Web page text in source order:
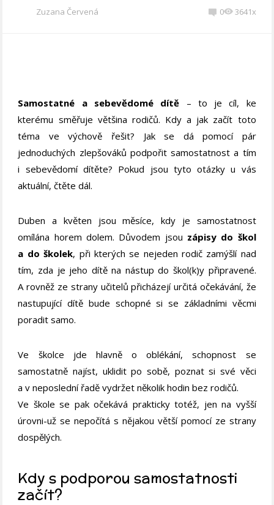
Zuzana Červená 0 3641x
Samostatné a sebevědomé dítě – to je cíl, ke
kterému směřuje většina rodičů. Kdy a jak začít toto
téma ve výchově řešit? Jak se dá pomocí pár
jednoduchých zlepšováků podpořit samostatnost a tím
i sebevědomí dítěte? Pokud jsou tyto otázky u vás
aktuální, čtěte dál.
Duben a květen jsou měsíce, kdy je samostatnost
omílána horem dolem. Důvodem jsou zápisy do škol
a do školek, při kterých se nejeden rodič zamýšlí nad
tím, zda je jeho dítě na nástup do škol(k)y připravené.
A rovněž ze strany učitelů přicházejí určitá očekávání, že
nastupující dítě bude schopné si se základními věcmi
poradit samo.
Ve školce jde hlavně o oblékání, schopnost se
samostatně najíst, uklidit po sobě, poznat si své věci
a v neposlední řadě vydržet několik hodin bez rodičů.
Ve škole se pak očekává prakticky totéž, jen na vyšší
úrovni-už se nepočítá s nějakou větší pomocí ze strany
dospělých.
Kdy s podporou samostatnosti
začít?